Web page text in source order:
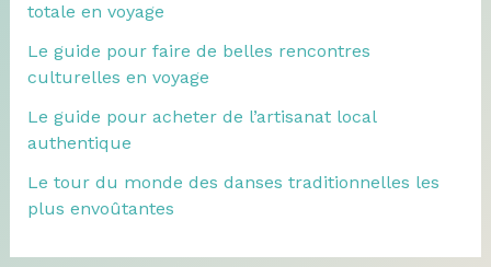
totale en voyage
Le guide pour faire de belles rencontres
culturelles en voyage
Le guide pour acheter de l’artisanat local
authentique
Le tour du monde des danses traditionnelles les
plus envoûtantes